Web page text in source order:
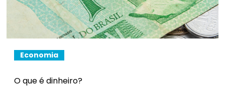
Economia
O que é dinheiro?